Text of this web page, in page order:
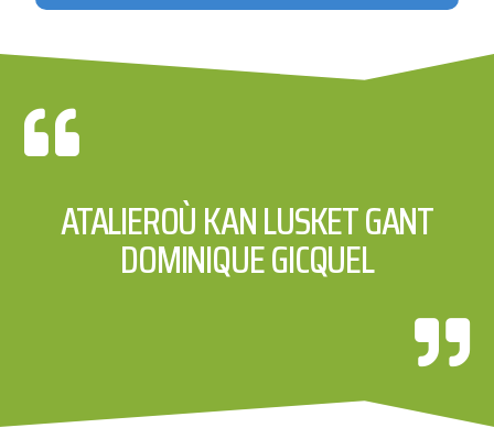
ATALIEROÙ KAN LUSKET GANT
DOMINIQUE GICQUEL​